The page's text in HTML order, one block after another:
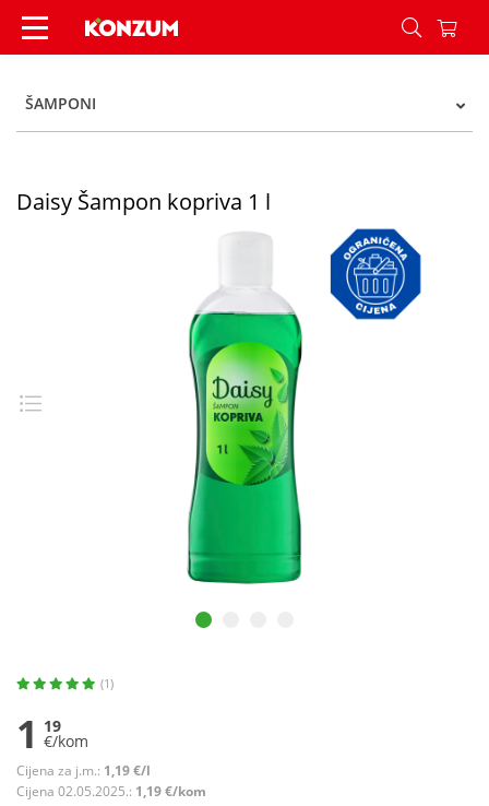
Daisy Šampon kopriva 1 l - Konzum
ŠAMPONI
Daisy Šampon kopriva 1 l
(1)
1 19
€/kom
Cijena za j.m.: 1,19 €/l
Cijena 02.05.2025.: 1,19 €/kom